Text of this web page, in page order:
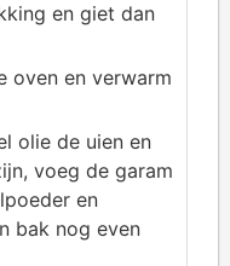
en giet dan
oven en verwarm
olie de uien en
voeg de garam
en
bak nog even